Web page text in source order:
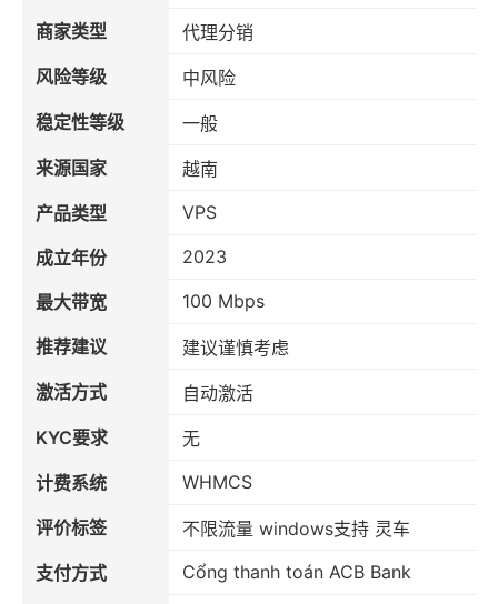
商家类型
代理分销
风险等级
中风险
稳定性等级
一般
来源国家
越南
产品类型
VPS
成立年份 2023
最大带宽 100 Mbps
推荐建议
建议谨慎考虑
激活方式
自动激活
KYC要求
无
计费系统
WHMCS
评价标签
不限流量 windows支持 灵车
支付方式
Cổng thanh toán ACB Bank